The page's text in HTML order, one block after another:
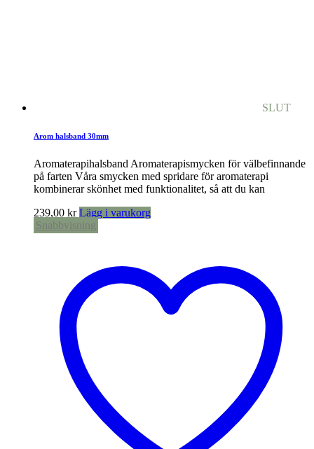
SLUT
Arom halsband 30mm
Aromaterapihalsband Aromaterapismycken för välbefinnande
på farten Våra smycken med spridare för aromaterapi
kombinerar skönhet med funktionalitet, så att du kan
239,00 kr Lägg i varukorg
Snabbvisning